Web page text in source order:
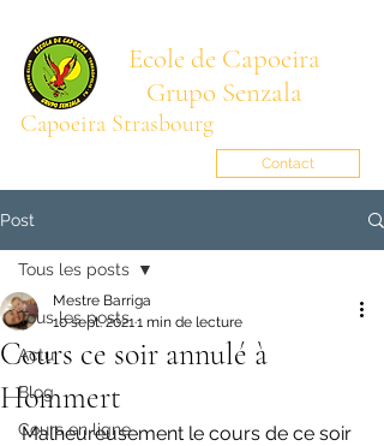
Ecole de Capoeira
Grupo Senzala
Capoeira Strasbourg
Contact
Post
Tous les posts
Actu
Blog
Cours en ligne
Tous les posts
Cours ce soir annulé à
Hommert
Mestre Barriga
10 sept. 20211 min de lecture
Malheureusement le cours de ce soir